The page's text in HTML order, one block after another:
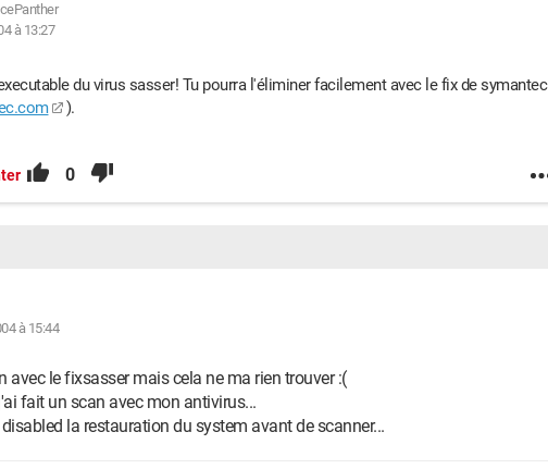
à 13:27
du virus sasser! Tu pourra l'éliminer facilement avec le fix de symantec
).
0
à 15:44
avec le fixsasser mais cela ne ma rien trouver :(
fait un scan avec mon antivirus...
la restauration du system avant de scanner...